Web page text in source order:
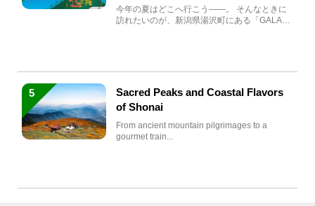
生まれ変わる
今年の夏はどこへ行こう――。 そんなときに
訪れたいのが、新潟県湯沢町にある「GALA湯
5
Sacred Peaks and Coastal Flavors
of Shonai
From ancient mountain pilgrimages to a
gourmet train...